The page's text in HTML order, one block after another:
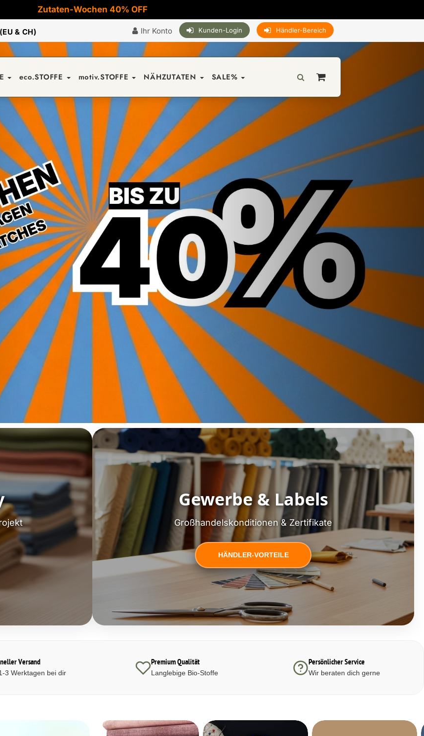
Zutaten-Wochen 40% OFF
& CH) Ihr Konto Kunden-Login Händler-Bereich
eco.STOFFE motiv.STOFFE NÄHZUTATEN SALE%
Gewerbe & Labels
Großhandelskonditionen & Zertifikate
HÄNDLER-VORTEILE
Versand
3 Werktagen bei dir
Premium Qualität
Langlebige Bio-Stoffe
Persönlicher Service
Wir beraten dich gerne